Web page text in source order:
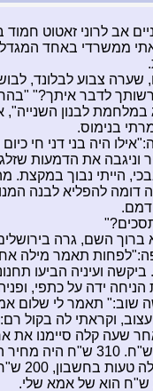
35 נשוי פלוס שניים אב לרוני
ממשרדי באחד
שערה צבוע לבלונד,
לדבר איתך?"
לבנון השנייה",
בנימוס.
היה בני דני חי
וניגבה את הדמעות
הייתי נבוך במקצת.
דומה להפליא לבנה
דמם.
ברוך השם, גרה
תאמר מילה
ועיניה הביעו
הניחה ידה על כתפי,
שוב:" תאמר לי שלום
וקראתי לה בקול
שעה קלה סיימנו את
הנוספים אינם שייכים לי".